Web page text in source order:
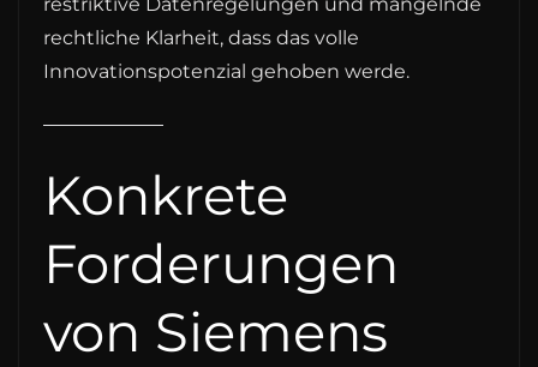
rechtliche Klarheit, dass das volle
Innovationspotenzial gehoben werde.
Konkrete
Forderungen
von Siemens